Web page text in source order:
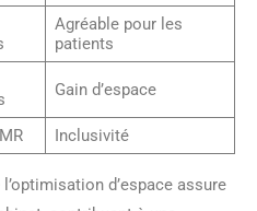
Agréable pour les
patients
Gain d’espace
Inclusivité
d’espace assure